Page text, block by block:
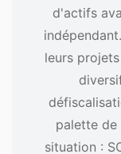
d'actifs
leurs
palette de
situation :